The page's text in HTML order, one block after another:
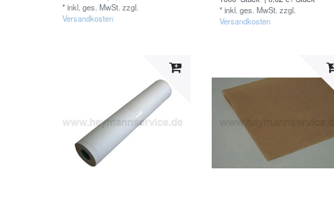
*inkl. ges. MwSt. zzgl.
Versandkosten
*inkl. ges. MwSt. zzgl.
Versandkosten